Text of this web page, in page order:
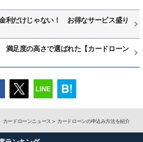
利だけじゃない！ お得なサービス盛り
満足度の高さで選ばれた【カードローン
カードローンニュース カードローンの申込み方法を紹介